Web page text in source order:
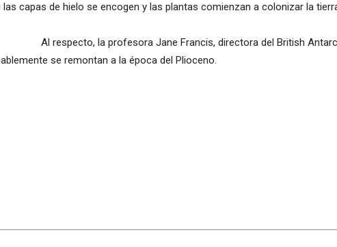
capas de hielo se encogen y las plantas comienzan a colonizar la
Al respecto, la profesora Jane Francis, directora del British
se remontan a la época del Plioceno.